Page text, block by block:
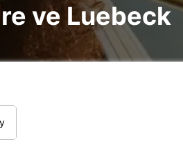
ve Luebeck